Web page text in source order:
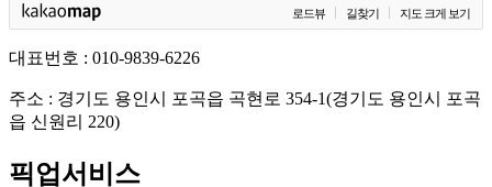
로드뷰 길찾기 지도 크게 보기
대표번호 : 010-9839-6226
주소 : 경기도 용인시 포곡읍 곡현로 354-1(경기도 용인시 포곡
읍 신원리 220)
픽업서비스